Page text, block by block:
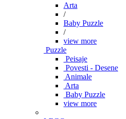
Arta
/
Baby Puzzle
/
view more
Puzzle
Peisaje
Povesti - Desene
Animale
Arta
Baby Puzzle
view more